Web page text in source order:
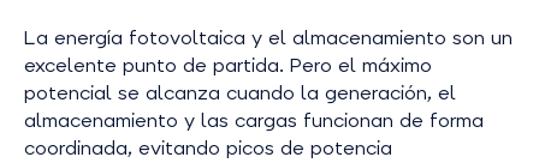
La energía fotovoltaica y el almacenamiento son un
excelente punto de partida. Pero el máximo
potencial se alcanza cuando la generación, el
almacenamiento y las cargas funcionan de forma
coordinada, evitando picos de potencia